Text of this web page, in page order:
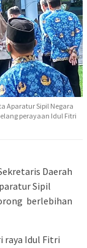
Aparatur Sipil Negara
perayaan Idul Fitri
Daerah
Sipil
berlebihan
raya Idul Fitri